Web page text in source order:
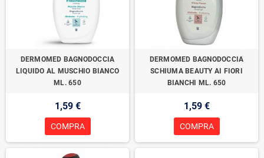
DERMOMED BAGNODOCCIA
LIQUIDO AL MUSCHIO BIANCO
ML. 650
1,59 €
COMPRA
DERMOMED BAGNODOCCIA
SCHIUMA BEAUTY AI FIORI
BIANCHI ML. 650
1,59 €
COMPRA